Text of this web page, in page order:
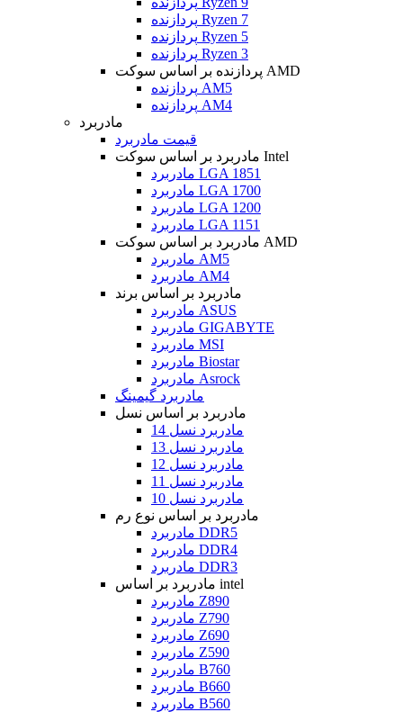
پردازنده Ryzen 7
پردازنده Ryzen 5
پردازنده Ryzen 3
پردازنده بر اساس سوکت AMD
پردازنده AM5
پردازنده AM4
مادربرد
قیمت مادربرد
مادربرد بر اساس سوکت Intel
مادربرد LGA 1851
مادربرد LGA 1700
مادربرد LGA 1200
مادربرد LGA 1151
مادربرد بر اساس سوکت AMD
مادربرد AM5
مادربرد AM4
مادربرد بر اساس برند
مادربرد ASUS
مادربرد GIGABYTE
مادربرد MSI
مادربرد Biostar
مادربرد Asrock
مادربرد گیمینگ
مادربرد بر اساس نسل
مادربرد نسل 14
مادربرد نسل 13
مادربرد نسل 12
مادربرد نسل 11
مادربرد نسل 10
مادربرد بر اساس نوع رم
مادربرد DDR5
مادربرد DDR4
مادربرد DDR3
مادربرد بر اساس intel
مادربرد Z890
مادربرد Z790
مادربرد Z690
مادربرد Z590
مادربرد B760
مادربرد B660
مادربرد B560